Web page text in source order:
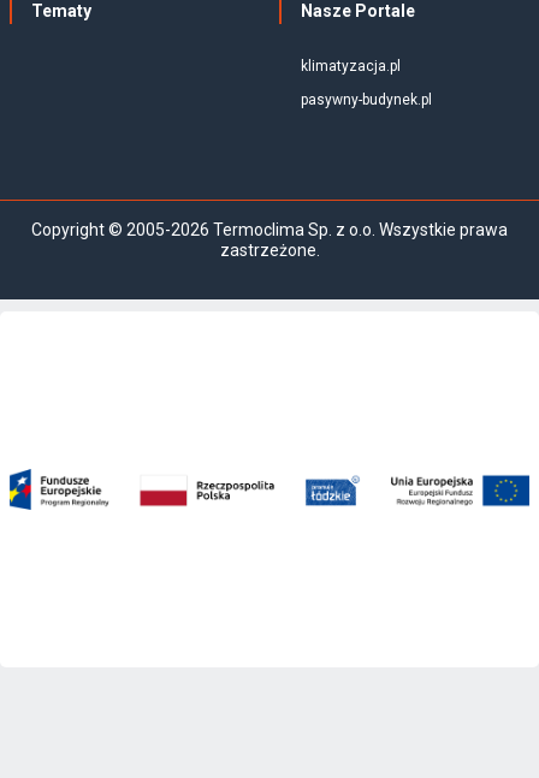
Tematy Nasze Portale
klimatyzacja.pl
pasywny-budynek.pl
Copyright © 2005-2026 Termoclima Sp. z o.o. Wszystkie prawa
zastrzeżone.